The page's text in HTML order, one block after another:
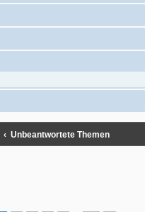
Unbeantwortete Themen